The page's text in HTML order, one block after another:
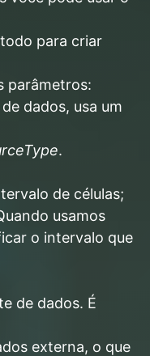
para criar
parâmetros:
dados, usa um
.
de células;
usamos
o intervalo que
de dados. É
externa, o que